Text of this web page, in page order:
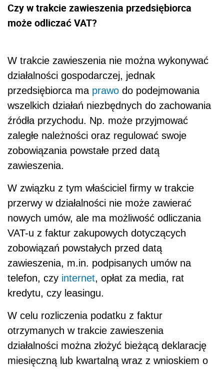
Czy w trakcie zawieszenia przedsiębiorca
może odliczać VAT?
W trakcie zawieszenia nie można wykonywać
działalności gospodarczej, jednak
przedsiębiorca ma prawo do podejmowania
wszelkich działań niezbędnych do zachowania
źródła przychodu. Np. może przyjmować
zaległe należności oraz regulować swoje
zobowiązania powstałe przed datą
zawieszenia.
W związku z tym właściciel firmy w trakcie
przerwy w działalności nie może zawierać
nowych umów, ale ma możliwość odliczania
VAT-u z faktur zakupowych dotyczących
zobowiązań powstałych przed datą
zawieszenia, m.in. podpisanych umów na
telefon, czy internet, opłat za media, rat
kredytu, czy leasingu.
W celu rozliczenia podatku z faktur
otrzymanych w trakcie zawieszenia
działalności można złożyć bieżącą deklarację
miesięczną lub kwartalną wraz z wnioskiem o